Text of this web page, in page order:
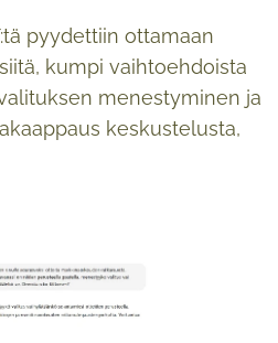
pyydettiin ottamaan
kumpi vaihtoehdoista
menestyminen ja
keskustelusta,